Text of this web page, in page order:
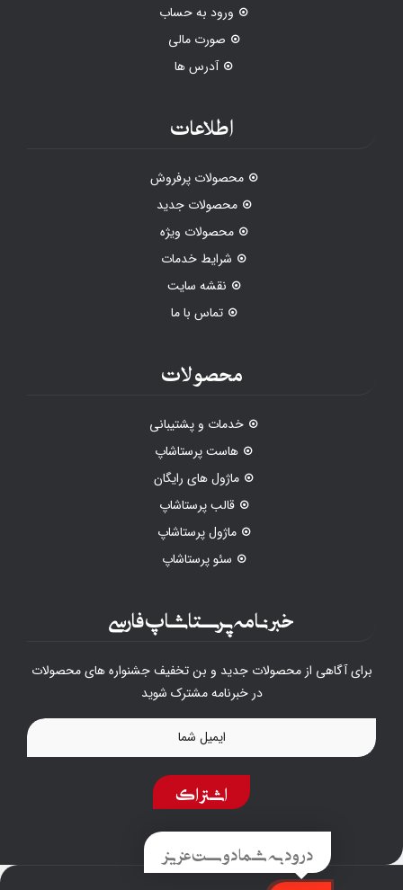
ورود به حساب
صورت مالی
آدرس ها
اطلاعات
محصولات پرفروش
محصولات جدید
محصولات ویژه
شرایط خدمات
نقشه سایت
تماس با ما
محصولات
خدمات و پشتیبانی
هاست پرستاشاپ
ماژول های رایگان
قالب پرستاشاپ
ماژول پرستاشاپ
سئو پرستاشاپ
خبرنامه پرستاشاپ فارسی
برای آگاهی از محصولات جدید و بن تخفیف جشنواره های محصولات
در خبرنامه مشترک شوید
اشتراک
درود به شما دوست عزیز